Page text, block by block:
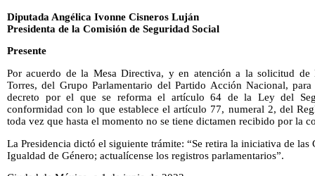
Diputada Angélica Ivonne Cisneros Luján
Presidenta de la Comisión de Seguridad Social
Presente
Por acuerdo de la Mesa Directiva, y en atención a la solicitud de
Torres, del Grupo Parlamentario del Partido Acción Nacional,
decreto por el que se reforma el artículo 64 de la Ley del
conformidad con lo que establece el artículo 77, numeral 2, del
toda vez que hasta el momento no se tiene dictamen recibido por la
La Presidencia dictó el siguiente trámite: “Se retira la iniciativa de las
Igualdad de Género; actualícense los registros parlamentarios”.